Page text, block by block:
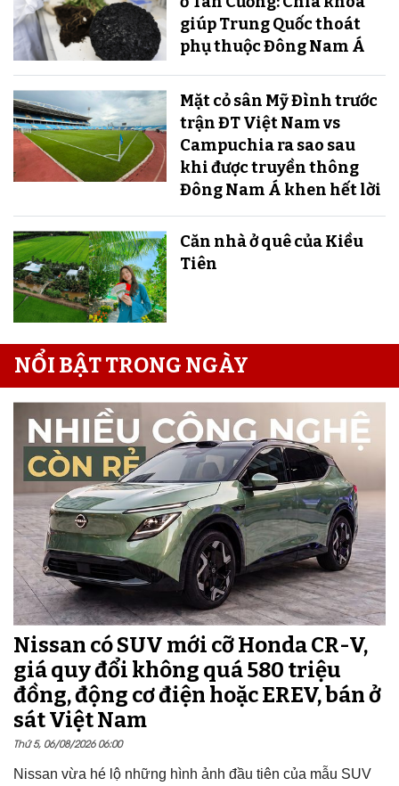
giúp Trung Quốc thoát
phụ thuộc Đông Nam Á
Mặt cỏ sân Mỹ Đình trước
trận ĐT Việt Nam vs
Campuchia ra sao sau
khi được truyền thông
Đông Nam Á khen hết lời
Căn nhà ở quê của Kiều
Tiên
NỔI BẬT TRONG NGÀY
Nissan có SUV mới cỡ Honda CR-V,
giá quy đổi không quá 580 triệu
đồng, động cơ điện hoặc EREV, bán ở
sát Việt Nam
Thứ 5, 06/08/2026 06:00
Nissan vừa hé lộ những hình ảnh đầu tiên của mẫu SUV